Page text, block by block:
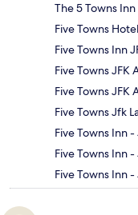
The 5 Towns Inn
Five Towns Hotel
Five Towns Inn
Five Towns JFK
Five Towns JFK
Five Towns Jfk
Five Towns Inn
Five Towns Inn
Five Towns Inn